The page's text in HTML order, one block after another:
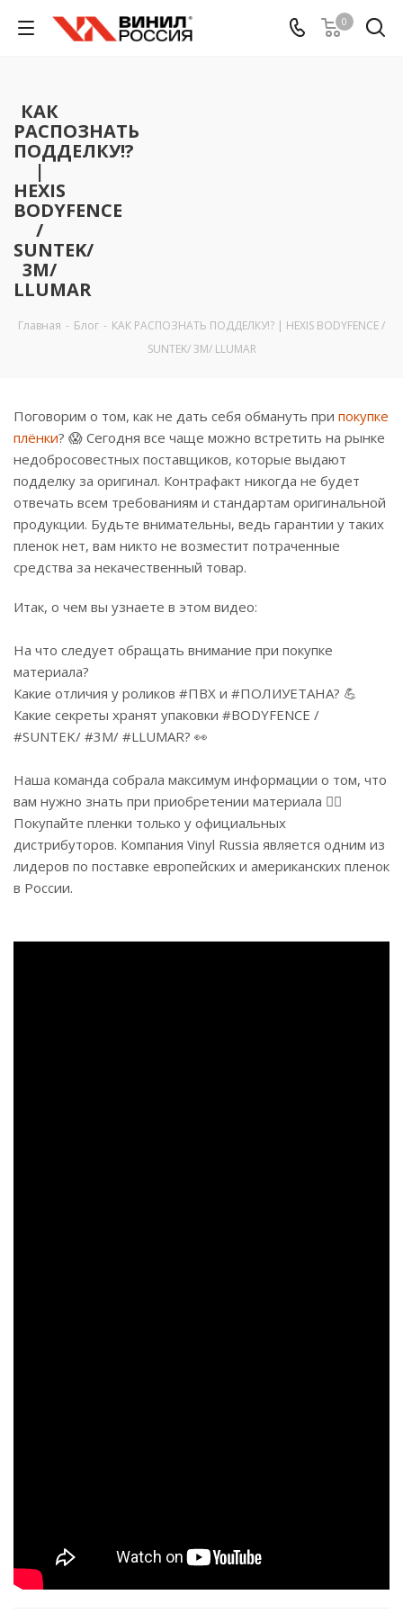
0
КАК
РАСПОЗНАТЬ
ПОДДЕЛКУ!?
|
HEXIS
BODYFENCE
/
SUNTEK/
3M/
LLUMAR
Главная - Блог - КАК РАСПОЗНАТЬ ПОДДЕЛКУ!? | HEXIS BODYFENCE /
SUNTEK/ 3M/ LLUMAR
Поговорим о том, как не дать себя обмануть при покупке
плёнки? 😱 Сегодня все чаще можно встретить на рынке
недобросовестных поставщиков, которые выдают
подделку за оригинал. Контрафакт никогда не будет
отвечать всем требованиям и стандартам оригинальной
продукции. Будьте внимательны, ведь гарантии у таких
пленок нет, вам никто не возместит потраченные
средства за некачественный товар.
Итак, о чем вы узнаете в этом видео:
На что следует обращать внимание при покупке
материала?
Какие отличия у роликов #ПВХ и #ПОЛИУЕТАНА? 💪
Какие секреты хранят упаковки #BODYFENCE /
#SUNTEK/ #3M/ #LLUMAR? 👀
Наша команда собрала максимум информации о том, что
вам нужно знать при приобретении материала 👇🏻
Покупайте пленки только у официальных
дистрибуторов. Компания Vinyl Russia является одним из
лидеров по поставке европейских и американских пленок
в России.